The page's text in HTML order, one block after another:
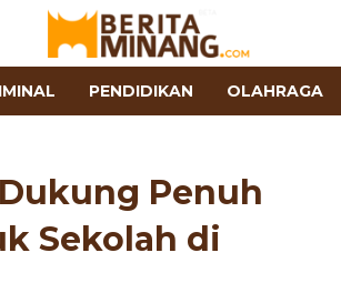
PENDIDIKAN OLAHRAGA
Penuh
Sekolah di